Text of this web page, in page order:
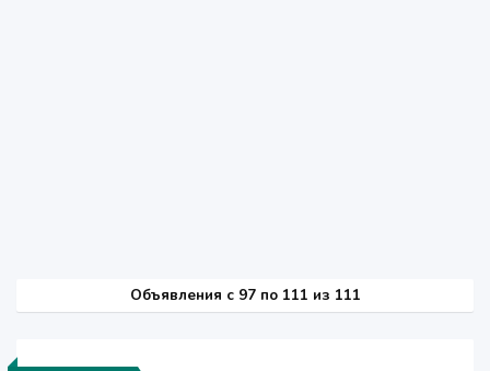
Объявления c 97 по 111 из 111